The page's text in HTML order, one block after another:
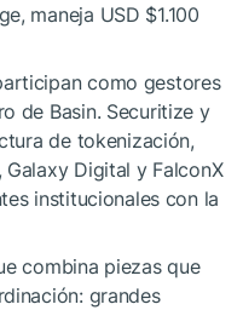
maneja USD $1.100
como gestores
de Basin. Securitize y
de tokenización,
Digital y FalconX
institucionales con la
combina piezas que
grandes